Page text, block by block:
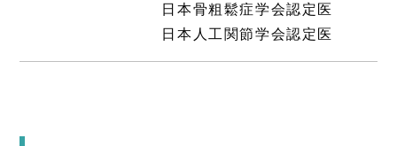
日本骨粗鬆症学会認定医
日本人工関節学会認定医